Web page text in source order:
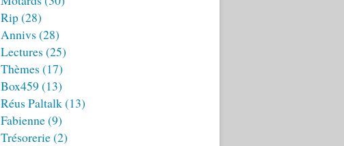
Rip(28)
Annivs (28)
Lectures (25)
Thèmes (17)
Box459 (13)
Réus Paltalk(13)
Fabienne(9)
Trésorerie(2)